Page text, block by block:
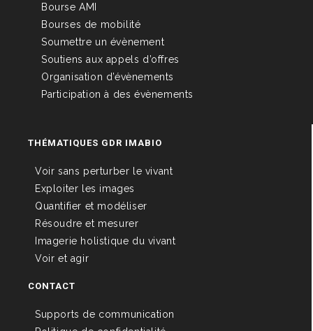
Bourse AMI
Bourses de mobilité
Soumettre un évènement
Soutiens aux appels d’offres
Organisation d’évènements
Participation à des évènements
THÉMATIQUES GDR IMABIO
Voir sans perturber le vivant
Exploiter les images
Quantifier et modéliser
Résoudre et mesurer
Imagerie holistique du vivant
Voir et agir
CONTACT
Supports de communication